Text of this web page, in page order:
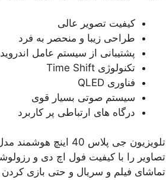
کیفیت تصویر عالی
طراحی زیبا و منحصر به فرد
پشتیبانی از سیستم عامل اندروید
تکنولوژی Time Shift
فناوری QLED
سیستم صوتی بسیار قوی
درگاه های ارتباطی‌ پر کاربرد
تماشای فیلم و سریال و حتی بازی